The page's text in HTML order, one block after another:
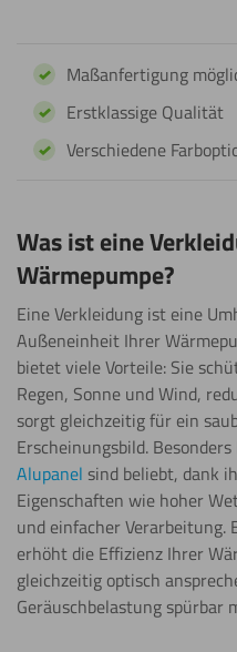
Maßanfertigung
Erstklassige Qualität
Verschiedene
Was ist eine
Wärmepumpe?
Eine Verkleidung ist eine
Außeneinheit Ihrer
bietet viele Vorteile: Sie
Regen, Sonne und Wind,
sorgt gleichzeitig für ein
Erscheinungsbild.
Alupanel sind beliebt, dank
Eigenschaften wie hoher
und einfacher Verarbeitung.
erhöht die Effizienz Ihrer
gleichzeitig optisch
Geräuschbelastung spürbar